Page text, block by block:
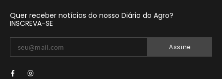
Quer receber notícias do nosso Diário do Agro?
INSCREVA-SE
Assine